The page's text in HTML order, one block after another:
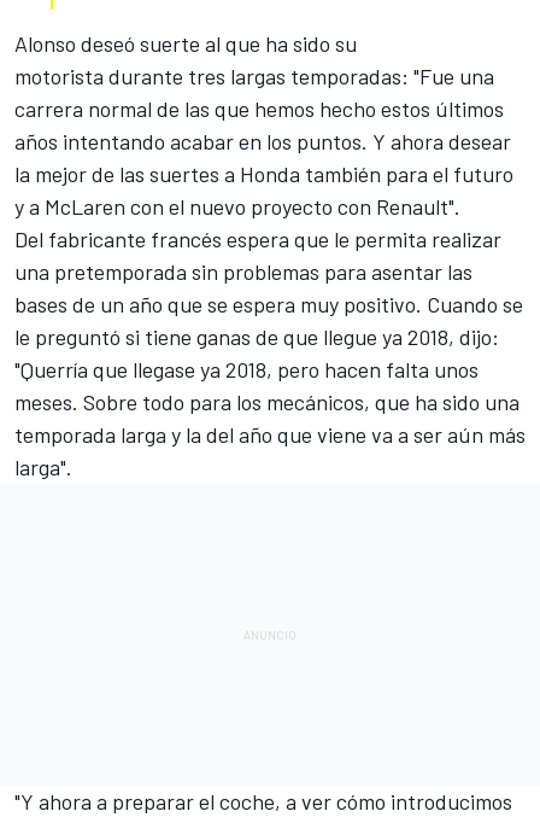
Alonso deseó suerte al que ha sido su
motorista durante tres largas temporadas: "Fue una
carrera normal de las que hemos hecho estos últimos
años intentando acabar en los puntos. Y ahora desear
la mejor de las suertes a Honda también para el futuro
y a McLaren con el nuevo proyecto con Renault".
Del fabricante francés espera que le permita realizar
una pretemporada sin problemas para asentar las
bases de un año que se espera muy positivo. Cuando se
le preguntó si tiene ganas de que llegue ya 2018, dijo:
"Querría que llegase ya 2018, pero hacen falta unos
meses. Sobre todo para los mecánicos, que ha sido una
temporada larga y la del año que viene va a ser aún más
larga".
"Y ahora a preparar el coche, a ver cómo introducimos